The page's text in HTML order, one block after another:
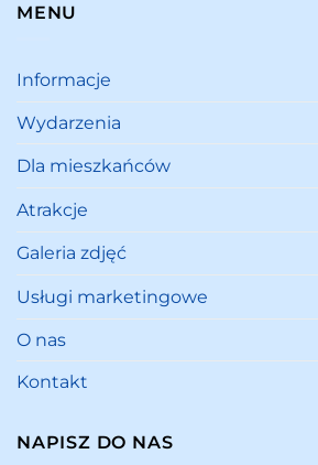
MENU
Informacje
Wydarzenia
Dla mieszkańców
Atrakcje
Galeria zdjęć
Usługi marketingowe
O nas
Kontakt
NAPISZ DO NAS